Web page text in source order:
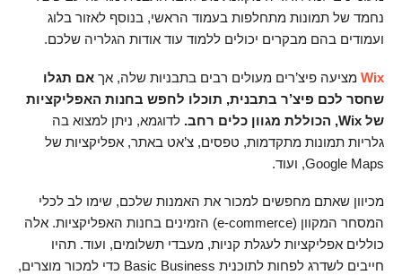
נחמד של תמונות מתחלפות בעמוד הראשי, בנוסף לאזור בלוג
ועמודים בהם מבקרים יכולים ללמוד עוד אודות הגלריה שלכם.
Wix מציעה פיצ’רים מעולים רבים בתבניות שלה, אך אם תגלו
שחסר לכם פיצ’ר בתבנית, תוכלו לחפש בחנות האפליקציות
של Wix, הכוללת מגוון כלים רחב.
לדוגמא, ניתן למצוא בה
גלריות תמונות מתקדמות, טפסים, צ’אט באתר, אפליקציות של
Google Maps, ועוד.
מכיוון שאתם מחפשים למכור את האמנות שלכם, שימו לב לכלי
המסחר המקוון (e-commerce) הזמינים בחנות האפליקציות. אלה
כוללים אפליקציות לעגלת קניות, מעבדי תשלומים, ועוד. תהיו
חייבים לשדרג לפחות לתוכנית Basic Business כדי למכור מוצרים,